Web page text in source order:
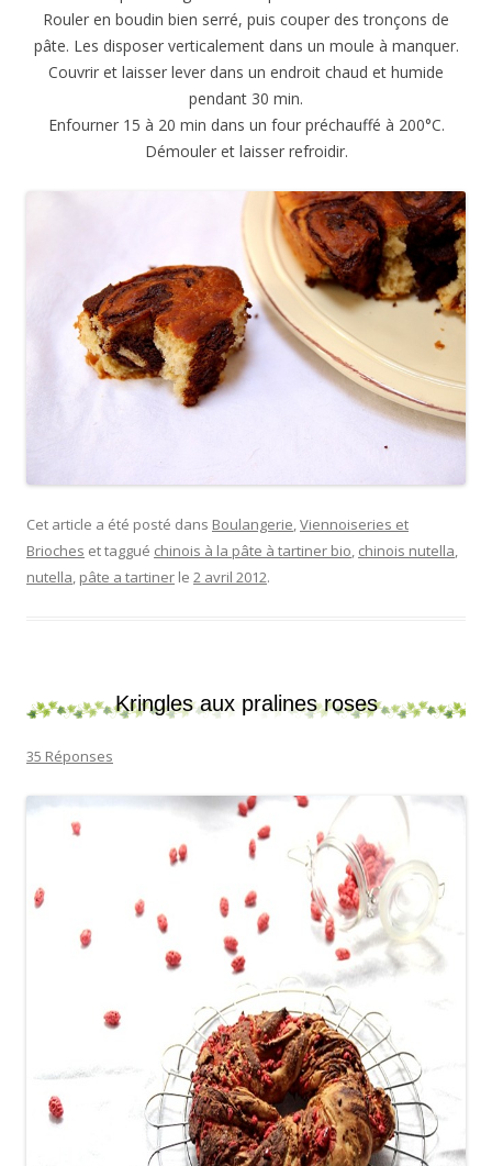
Rouler en boudin bien serré, puis couper des tronçons de
pâte. Les disposer verticalement dans un moule à manquer.
Couvrir et laisser lever dans un endroit chaud et humide
pendant 30 min.
Enfourner 15 à 20 min dans un four préchauffé à 200°C.
Démouler et laisser refroidir.
Cet article a été posté dans Boulangerie,Viennoiseries et
Brioches et taggué chinois à la pâte à tartiner bio, chinois nutella,
nutella, pâte a tartiner le 2 avril 2012.
Kringles aux pralines roses
35 Réponses